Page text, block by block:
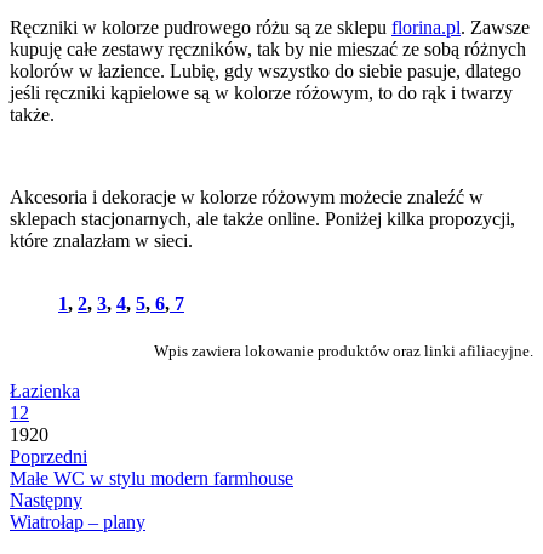
Ręczniki w kolorze pudrowego różu są ze sklepu florina.pl. Zawsze
kupuję całe zestawy ręczników, tak by nie mieszać ze sobą różnych
kolorów w łazience. Lubię, gdy wszystko do siebie pasuje, dlatego
jeśli ręczniki kąpielowe są w kolorze różowym, to do rąk i twarzy
także.
Akcesoria i dekoracje w kolorze różowym możecie znaleźć w
sklepach stacjonarnych, ale także online. Poniżej kilka propozycji,
które znalazłam w sieci.
1, 2, 3, 4, 5, 6, 7
Wpis zawiera lokowanie produktów oraz linki afiliacyjne.
Łazienka
12
1920
Poprzedni
Małe WC w stylu modern farmhouse
Następny
Wiatrołap – plany